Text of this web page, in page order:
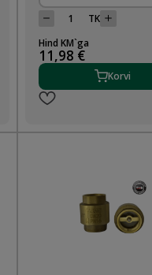
TK
Hind KM`ga
11,98 €
Korvi